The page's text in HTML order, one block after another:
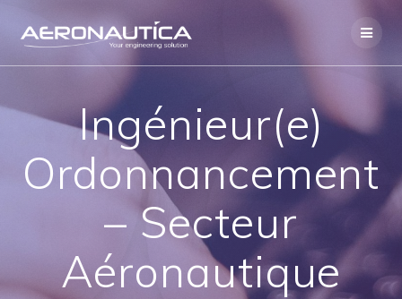
Ingénieur(e)
Ordonnancement
– Secteur
Aéronautique